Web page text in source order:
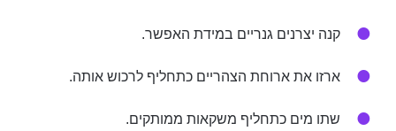
קנה יצרנים גנריים במידת האפשר.
ארזו את ארוחת הצהריים כתחליף לרכוש אותה.
שתו מים כתחליף משקאות ממותקים.